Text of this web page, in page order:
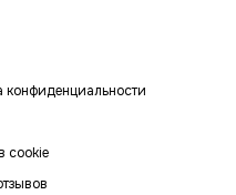
конфиденциальности
cookie